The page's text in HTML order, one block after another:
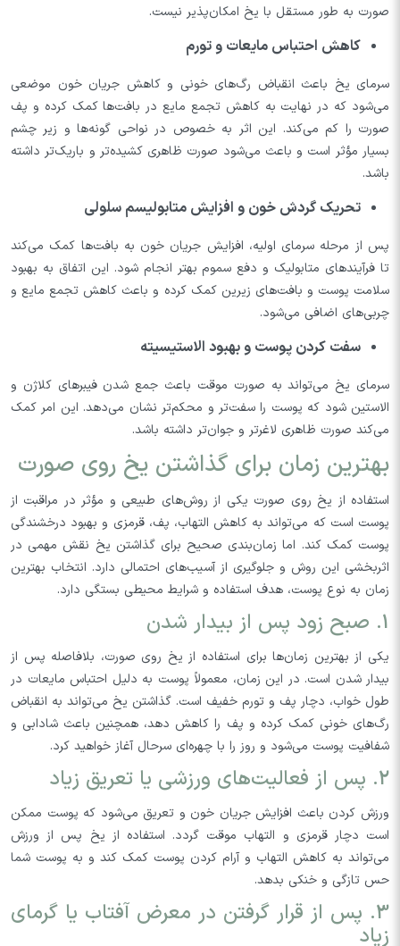
صورت به طور مستقل با یخ امکان‌پذیر نیست.
کاهش احتباس مایعات و تورم
سرمای یخ باعث انقباض رگ‌های خونی و کاهش جریان خون موضعی
می‌شود که در نهایت به کاهش تجمع مایع در بافت‌ها کمک کرده و پف
صورت را کم می‌کند. این اثر به خصوص در نواحی گونه‌ها و زیر چشم
بسیار مؤثر است و باعث می‌شود صورت ظاهری کشیده‌تر و باریک‌تر داشته
باشد.
تحریک گردش خون و افزایش متابولیسم سلولی
پس از مرحله سرمای اولیه، افزایش جریان خون به بافت‌ها کمک می‌کند
تا فرآیندهای متابولیک و دفع سموم بهتر انجام شود. این اتفاق به بهبود
سلامت پوست و بافت‌های زیرین کمک کرده و باعث کاهش تجمع مایع و
چربی‌های اضافی می‌شود.
سفت کردن پوست و بهبود الاستیسیته
سرمای یخ می‌تواند به صورت موقت باعث جمع شدن فیبرهای کلاژن و
الاستین شود که پوست را سفت‌تر و محکم‌تر نشان می‌دهد. این امر کمک
می‌کند صورت ظاهری لاغرتر و جوان‌تر داشته باشد.
بهترین زمان برای گذاشتن یخ روی صورت
استفاده از یخ روی صورت یکی از روش‌های طبیعی و مؤثر در مراقبت از
پوست است که می‌تواند به کاهش التهاب، پف، قرمزی و بهبود درخشندگی
پوست کمک کند. اما زمان‌بندی صحیح برای گذاشتن یخ نقش مهمی در
اثربخشی این روش و جلوگیری از آسیب‌های احتمالی دارد. انتخاب بهترین
زمان به نوع پوست، هدف استفاده و شرایط محیطی بستگی دارد.
1. صبح زود پس از بیدار شدن
یکی از بهترین زمان‌ها برای استفاده از یخ روی صورت، بلافاصله پس از
بیدار شدن است. در این زمان، معمولاً پوست به دلیل احتباس مایعات در
طول خواب، دچار پف و تورم خفیف است. گذاشتن یخ می‌تواند به انقباض
رگ‌های خونی کمک کرده و پف را کاهش دهد، همچنین باعث شادابی و
شفافیت پوست می‌شود و روز را با چهره‌ای سرحال آغاز خواهید کرد.
2. پس از فعالیت‌های ورزشی یا تعریق زیاد
ورزش کردن باعث افزایش جریان خون و تعریق می‌شود که پوست ممکن
است دچار قرمزی و التهاب موقت گردد. استفاده از یخ پس از ورزش
می‌تواند به کاهش التهاب و آرام کردن پوست کمک کند و به پوست شما
حس تازگی و خنکی بدهد.
3. پس از قرار گرفتن در معرض آفتاب یا گرمای
زیاد